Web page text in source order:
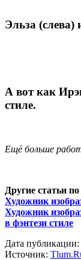
Эльза
А вот как
стиле.
Ещё больше
Другие статьи
Художник
Художник
в фэнтези стиле
Дата публикации:
Источник: